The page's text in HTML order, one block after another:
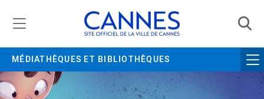
MÉDIATHÈQUES ET BIBLIOTHÈQUES